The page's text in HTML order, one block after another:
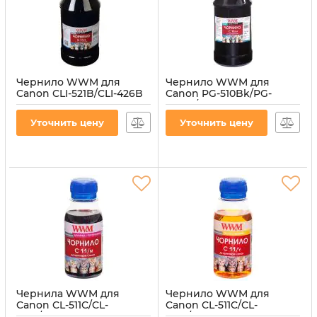
Чернило WWM для
Canon CLI-521B/CLI-426B
1000г Black
водорастворимые (C11/B-
Уточнить цену
Чернило WWM для
Canon PG-510Bk/PG-
512Bk/PGI-520Bk 1000г
(C10/BP-4)
Уточнить цену
Чернила WWM для
Canon CL-511C/CL-
Чернило WWM для
Canon CL-511C/CL-